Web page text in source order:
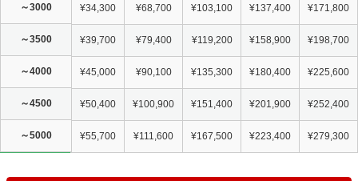
～3000 ¥34,300 ¥68,700 ¥103,100 ¥137,400 ¥171,800
～3500 ¥39,700 ¥79,400 ¥119,200 ¥158,900 ¥198,700
～4000 ¥45,000 ¥90,100 ¥135,300 ¥180,400 ¥225,600
～4500 ¥50,400 ¥100,900 ¥151,400 ¥201,900 ¥252,400
～5000 ¥55,700 ¥111,600 ¥167,500 ¥223,400 ¥279,300